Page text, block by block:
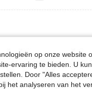
70 cm / 28 in, Borstbeeld: 83
cm / 36 in
op onze website
ervaring te bieden. U
Door "Alles
het analyseren van het